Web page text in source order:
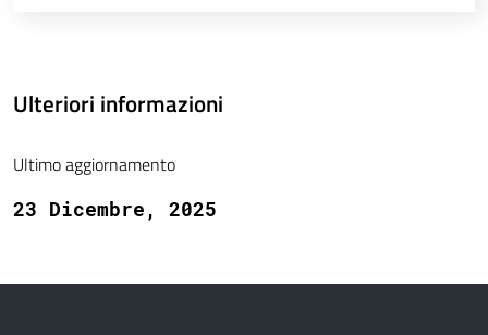
Ulteriori informazioni
Ultimo aggiornamento
23 Dicembre, 2025